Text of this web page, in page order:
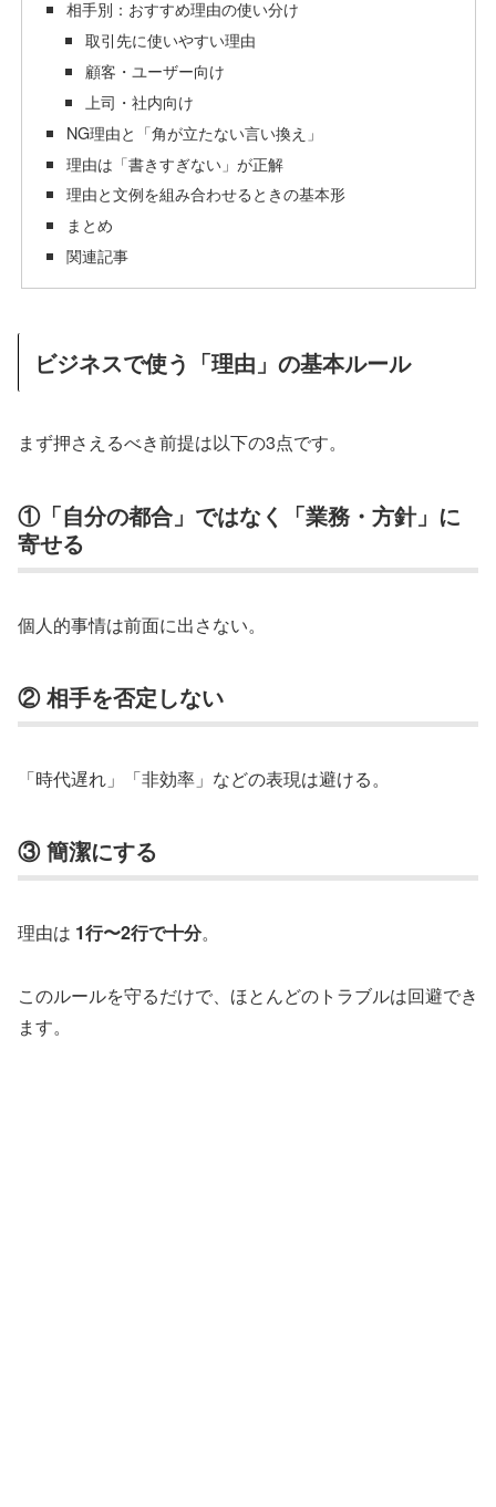
相手別：おすすめ理由の使い分け
取引先に使いやすい理由
顧客・ユーザー向け
上司・社内向け
NG理由と「角が立たない言い換え」
理由は「書きすぎない」が正解
理由と文例を組み合わせるときの基本形
まとめ
関連記事
ビジネスで使う「理由」の基本ルール
まず押さえるべき前提は以下の3点です。
①「自分の都合」ではなく「業務・方針」に
寄せる
個人的事情は前面に出さない。
② 相手を否定しない
「時代遅れ」「非効率」などの表現は避ける。
③ 簡潔にする
理由は 1行〜2行で十分。
このルールを守るだけで、ほとんどのトラブルは回避でき
ます。